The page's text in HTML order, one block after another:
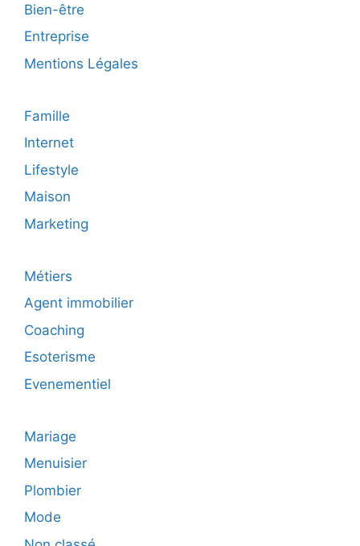
Bien-être
Entreprise
Mentions Légales
Famille
Internet
Lifestyle
Maison
Marketing
Métiers
Agent immobilier
Coaching
Esoterisme
Evenementiel
Mariage
Menuisier
Plombier
Mode